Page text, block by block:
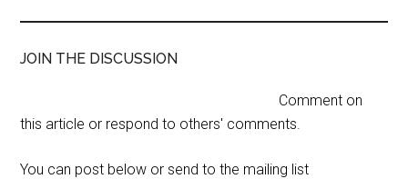
JOIN THE DISCUSSION
Comment on
this article or respond to others' comments.
You can post below or send to the mailing list